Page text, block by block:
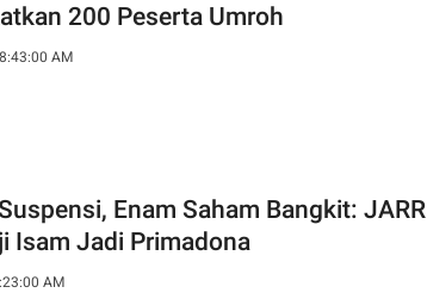
200 Peserta Umroh
AM
Enam Saham Bangkit: JARR
Isam Jadi Primadona
AM